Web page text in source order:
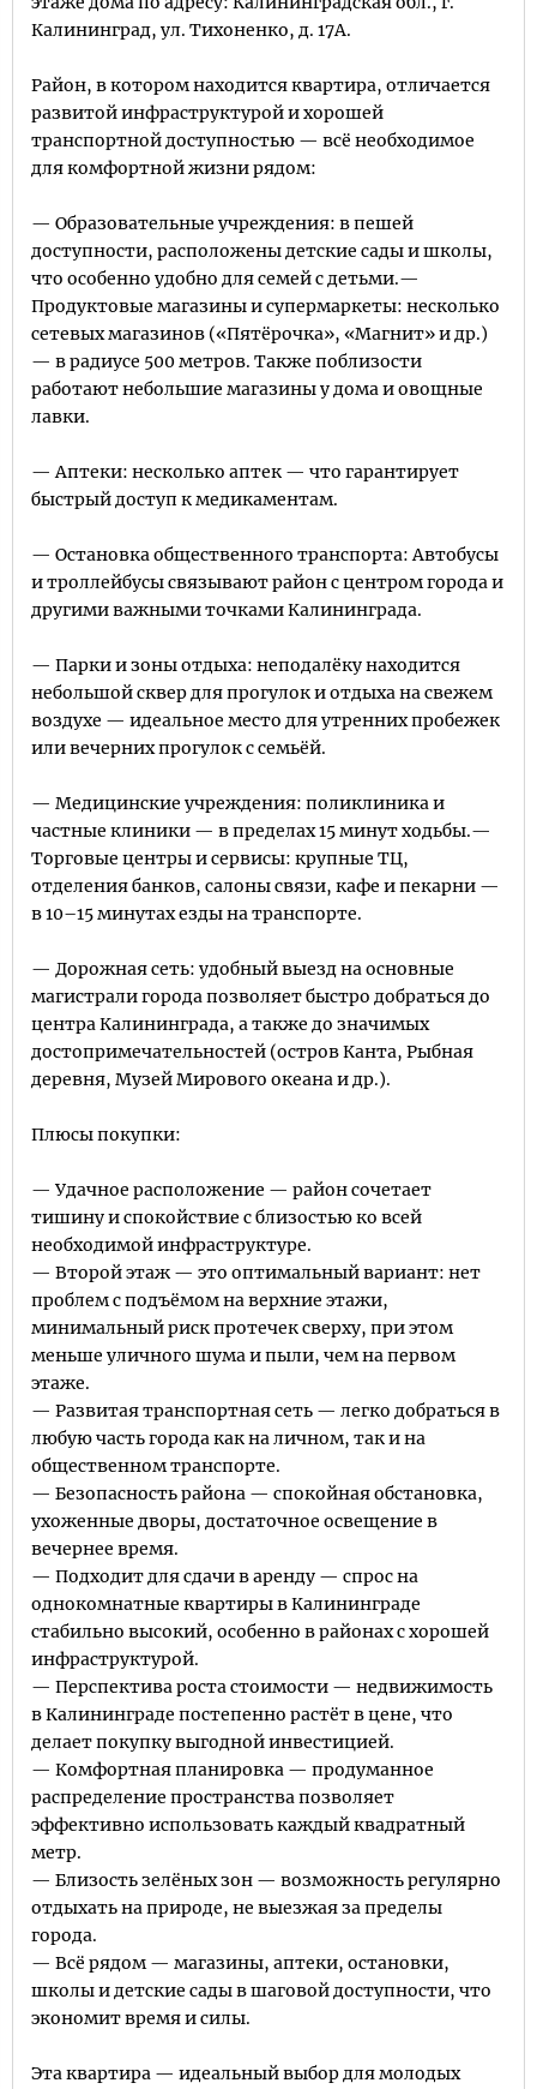
Калининград, ул. Тихоненко, д. 17А.
Район, в котором находится квартира, отличается
развитой инфраструктурой и хорошей
транспортной доступностью — всё необходимое
для комфортной жизни рядом:
— Образовательные учреждения: в пешей
доступности, расположены детские сады и школы,
что особенно удобно для семей с детьми.—
Продуктовые магазины и супермаркеты: несколько
сетевых магазинов («Пятёрочка», «Магнит» и др.)
— в радиусе 500 метров. Также поблизости
работают небольшие магазины у дома и овощные
лавки.
— Аптеки: несколько аптек — что гарантирует
быстрый доступ к медикаментам.
— Остановка общественного транспорта: Автобусы
и троллейбусы связывают район с центром города и
другими важными точками Калининграда.
— Парки и зоны отдыха: неподалёку находится
небольшой сквер для прогулок и отдыха на свежем
воздухе — идеальное место для утренних пробежек
или вечерних прогулок с семьёй.
— Медицинские учреждения: поликлиника и
частные клиники — в пределах 15 минут ходьбы.—
Торговые центры и сервисы: крупные ТЦ,
отделения банков, салоны связи, кафе и пекарни —
в 10–15 минутах езды на транспорте.
— Дорожная сеть: удобный выезд на основные
магистрали города позволяет быстро добраться до
центра Калининграда, а также до значимых
достопримечательностей (остров Канта, Рыбная
деревня, Музей Мирового океана и др.).
Плюсы покупки:
— Удачное расположение — район сочетает
тишину и спокойствие с близостью ко всей
необходимой инфраструктуре.
— Второй этаж — это оптимальный вариант: нет
проблем с подъёмом на верхние этажи,
минимальный риск протечек сверху, при этом
меньше уличного шума и пыли, чем на первом
этаже.
— Развитая транспортная сеть — легко добраться в
любую часть города как на личном, так и на
общественном транспорте.
— Безопасность района — спокойная обстановка,
ухоженные дворы, достаточное освещение в
вечернее время.
— Подходит для сдачи в аренду — спрос на
однокомнатные квартиры в Калининграде
стабильно высокий, особенно в районах с хорошей
инфраструктурой.
— Перспектива роста стоимости — недвижимость
в Калининграде постепенно растёт в цене, что
делает покупку выгодной инвестицией.
— Комфортная планировка — продуманное
распределение пространства позволяет
эффективно использовать каждый квадратный
метр.
— Близость зелёных зон — возможность регулярно
отдыхать на природе, не выезжая за пределы
города.
— Всё рядом — магазины, аптеки, остановки,
школы и детские сады в шаговой доступности, что
экономит время и силы.
Эта квартира — идеальный выбор для молодых